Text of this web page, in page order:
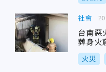
社會
台南惡
葬身火
火災